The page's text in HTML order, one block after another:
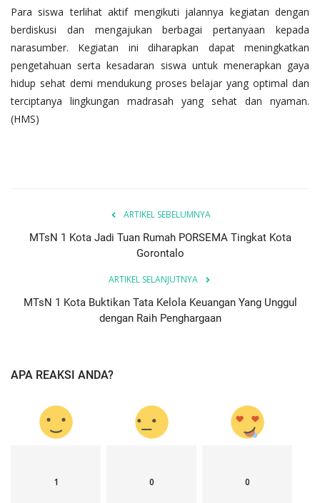
Para siswa terlihat aktif mengikuti jalannya kegiatan dengan
berdiskusi dan mengajukan berbagai pertanyaan kepada
narasumber. Kegiatan ini diharapkan dapat meningkatkan
pengetahuan serta kesadaran siswa untuk menerapkan gaya
hidup sehat demi mendukung proses belajar yang optimal dan
terciptanya lingkungan madrasah yang sehat dan nyaman.
(HMS)
ARTIKEL SEBELUMNYA
MTsN 1 Kota Jadi Tuan Rumah PORSEMA Tingkat Kota
Gorontalo
ARTIKEL SELANJUTNYA
MTsN 1 Kota Buktikan Tata Kelola Keuangan Yang Unggul
dengan Raih Penghargaan
APA REAKSI ANDA?
1 0 0